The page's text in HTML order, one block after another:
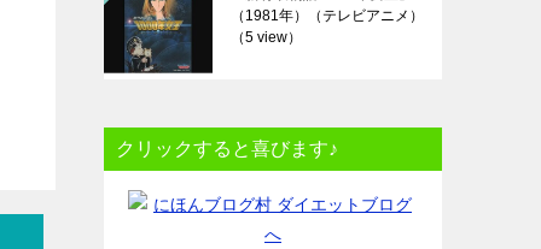
（1981年）（テレビアニメ）
（5 view）
クリックすると喜びます♪